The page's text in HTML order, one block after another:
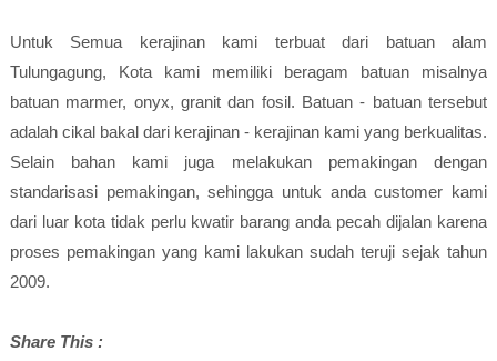
Untuk Semua kerajinan kami terbuat dari batuan alam
Tulungagung, Kota kami memiliki beragam batuan misalnya
batuan marmer, onyx, granit dan fosil. Batuan - batuan tersebut
adalah cikal bakal dari kerajinan - kerajinan kami yang berkualitas.
Selain bahan kami juga melakukan pemakingan dengan
standarisasi pemakingan, sehingga untuk anda customer kami
dari luar kota tidak perlu kwatir barang anda pecah dijalan karena
proses pemakingan yang kami lakukan sudah teruji sejak tahun
2009.
Share This :